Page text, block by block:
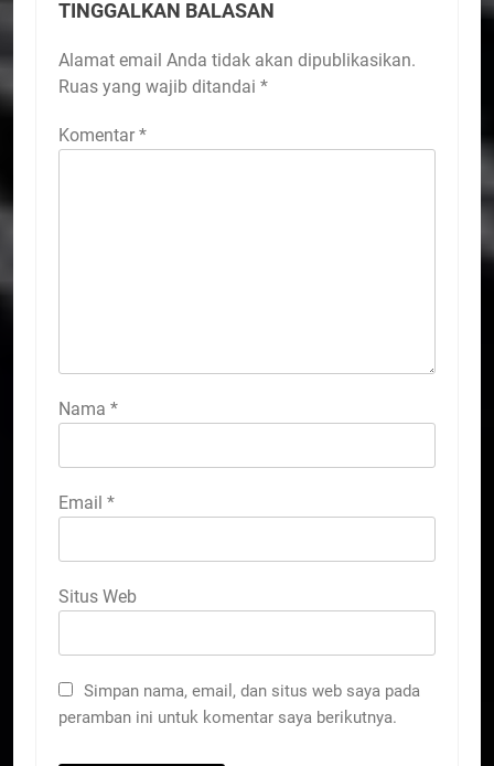
TINGGALKAN BALASAN
Alamat email Anda tidak akan dipublikasikan.
Ruas yang wajib ditandai *
Komentar *
Nama *
Email *
Situs Web
Simpan nama, email, dan situs web saya pada
peramban ini untuk komentar saya berikutnya.